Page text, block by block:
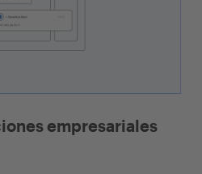
empresariales